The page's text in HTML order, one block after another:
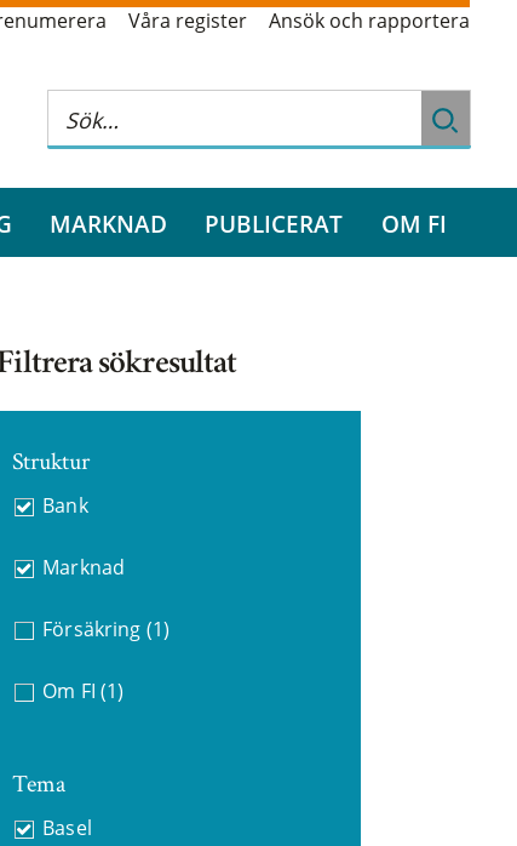
Våra register Ansök och rapportera
MARKNAD PUBLICERAT OM FI
sökresultat
Struktur
Bank
Marknad
Försäkring (1)
Om FI (1)
Tema
Basel